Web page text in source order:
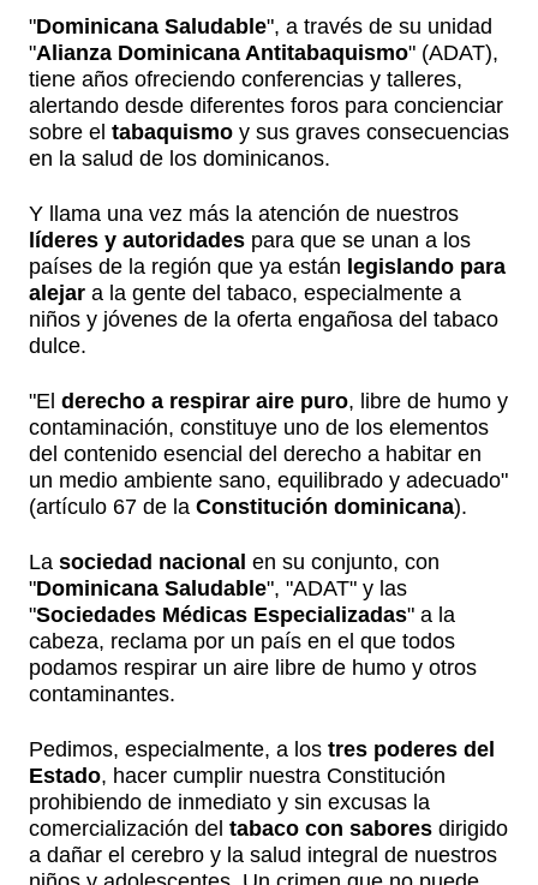
"Dominicana Saludable", a través de su unidad
"Alianza Dominicana Antitabaquismo" (ADAT),
tiene años ofreciendo conferencias y talleres,
alertando desde diferentes foros para concienciar
sobre el tabaquismo y sus graves consecuencias
en la salud de los dominicanos.
Y llama una vez más la atención de nuestros
líderes y autoridades para que se unan a los
países de la región que ya están legislando para
alejar a la gente del tabaco, especialmente a
niños y jóvenes de la oferta engañosa del tabaco
dulce.
"El derecho a respirar aire puro, libre de humo y
contaminación, constituye uno de los elementos
del contenido esencial del derecho a habitar en
un medio ambiente sano, equilibrado y adecuado"
(artículo 67 de la Constitución dominicana).
La sociedad nacional en su conjunto, con
"Dominicana Saludable", "ADAT" y las
"Sociedades Médicas Especializadas" a la
cabeza, reclama por un país en el que todos
podamos respirar un aire libre de humo y otros
contaminantes.
Pedimos, especialmente, a los tres poderes del
Estado, hacer cumplir nuestra Constitución
prohibiendo de inmediato y sin excusas la
comercialización del tabaco con sabores dirigido
a dañar el cerebro y la salud integral de nuestros